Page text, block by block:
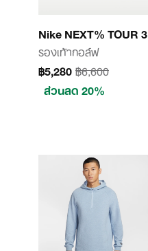
Nike NEXT% TOUR 3
รองเท้ากอล์ฟ
฿5,280฿6,600
ส่วนลด 20%